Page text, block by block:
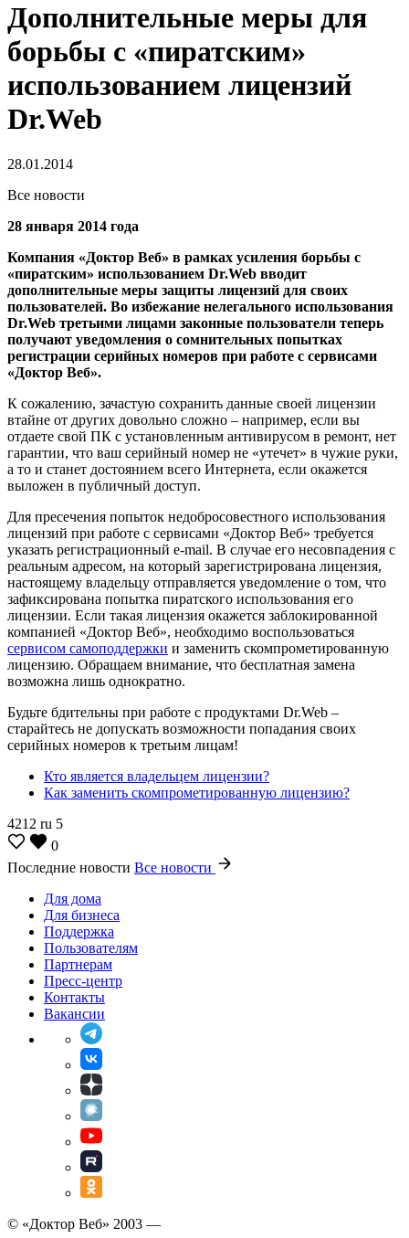
Дополнительные меры для
борьбы с «пиратским»
использованием лицензий
Dr.Web
28.01.2014
Все новости
28 января 2014 года
Компания «Доктор Веб» в рамках усиления борьбы с
«пиратским» использованием Dr.Web вводит
дополнительные меры защиты лицензий для своих
пользователей. Во избежание нелегального использования
Dr.Web третьими лицами законные пользователи теперь
получают уведомления о сомнительных попытках
регистрации серийных номеров при работе с сервисами
«Доктор Веб».
К сожалению, зачастую сохранить данные своей лицензии
втайне от других довольно сложно – например, если вы
отдаете свой ПК с установленным антивирусом в ремонт, нет
гарантии, что ваш серийный номер не «утечет» в чужие руки,
а то и станет достоянием всего Интернета, если окажется
выложен в публичный доступ.
Для пресечения попыток недобросовестного использования
лицензий при работе с сервисами «Доктор Веб» требуется
указать регистрационный e-mail. В случае его несовпадения с
реальным адресом, на который зарегистрирована лицензия,
настоящему владельцу отправляется уведомление о том, что
зафиксирована попытка пиратского использования его
лицензии. Если такая лицензия окажется заблокированной
компанией «Доктор Веб», необходимо воспользоваться
сервисом самоподдержки и заменить скомпрометированную
лицензию. Обращаем внимание, что бесплатная замена
возможна лишь однократно.
Будьте бдительны при работе с продуктами Dr.Web –
старайтесь не допускать возможности попадания своих
серийных номеров к третьим лицам!
Кто является владельцем лицензии?
Как заменить скомпрометированную лицензию?
4212 ru 5
0
Последние новости Все новости
Для дома
Для бизнеса
Поддержка
Пользователям
Партнерам
Пресс-центр
Контакты
Вакансии
© «Доктор Веб» 2003 —